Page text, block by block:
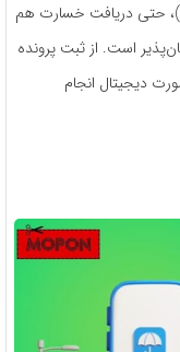
حتی دریافت خسارت هم
است. از ثبت پرونده
دیجیتال انجام